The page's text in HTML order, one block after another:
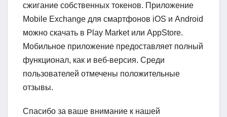
сжигание собственных токенов. Приложение
Mobile Exchange для смартфонов iOS и Android
можно скачать в Play Market или AppStore.
Мобильное приложение предоставляет полный
функционал, как и веб-версия. Среди
пользователей отмечены положительные
отзывы.
Спасибо за ваше внимание к нашей